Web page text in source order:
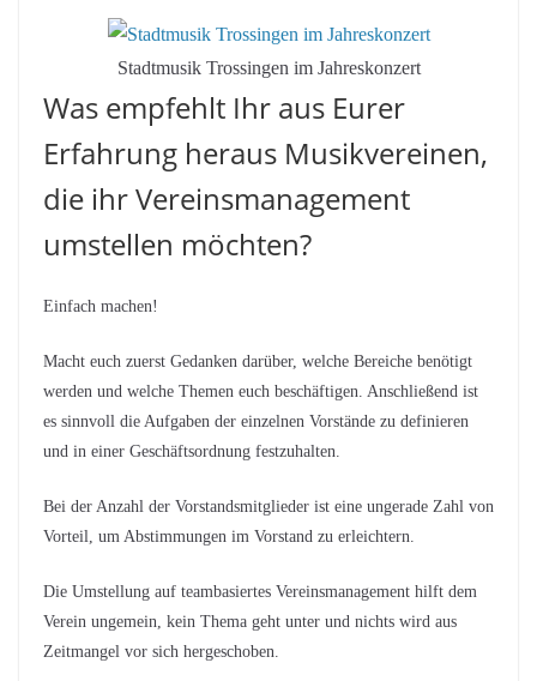
Stadtmusik Trossingen im Jahreskonzert
Was empfehlt Ihr aus Eurer
Erfahrung heraus Musikvereinen,
die ihr Vereinsmanagement
umstellen möchten?
Einfach machen!
Macht euch zuerst Gedanken darüber, welche Bereiche benötigt
werden und welche Themen euch beschäftigen. Anschließend ist
es sinnvoll die Aufgaben der einzelnen Vorstände zu definieren
und in einer Geschäftsordnung festzuhalten.
Bei der Anzahl der Vorstandsmitglieder ist eine ungerade Zahl von
Vorteil, um Abstimmungen im Vorstand zu erleichtern.
Die Umstellung auf teambasiertes Vereinsmanagement hilft dem
Verein ungemein, kein Thema geht unter und nichts wird aus
Zeitmangel vor sich hergeschoben.